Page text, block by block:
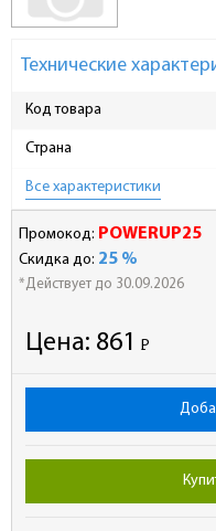
Технические
Код товара
Страна
Все характеристики
Промокод: POWERUP25
Скидка до: 25 %
*Действует до 30.09.2026
Цена: 861 Р
-